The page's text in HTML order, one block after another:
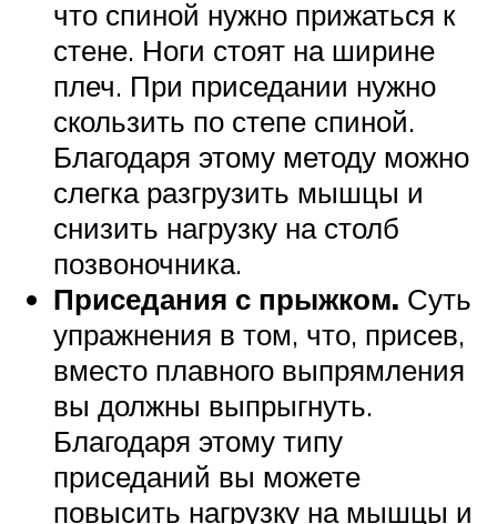
что спиной нужно прижаться к
стене. Ноги стоят на ширине
плеч. При приседании нужно
скользить по степе спиной.
Благодаря этому методу можно
слегка разгрузить мышцы и
снизить нагрузку на столб
позвоночника.
Приседания с прыжком. Суть
упражнения в том, что, присев,
вместо плавного выпрямления
вы должны выпрыгнуть.
Благодаря этому типу
приседаний вы можете
повысить нагрузку на мышцы и